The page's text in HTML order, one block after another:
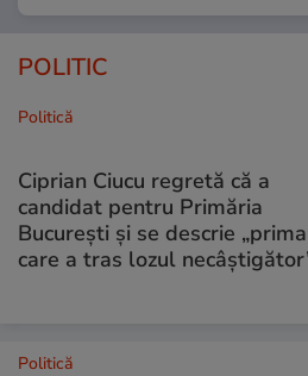
POLITIC
Politică
Ciprian Ciucu regretă că a
candidat pentru Primăria
București și se descrie
care a tras lozul
Politică